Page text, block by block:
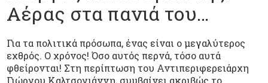
Αέρας στα πανιά του…
Για τα πολιτικά πρόσωπα, ένας είναι ο μεγαλύτερος
εχθρός. Ο χρόνος! Όσο αυτός περνά, τόσο αυτά
φθείρονται! Στη περίπτωση του Αντιπεριφερειάρχη
Γιώργου Καλτσογιάννη, συμβαίνει ακριβώς το